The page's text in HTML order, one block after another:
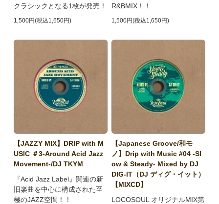
クラシックとなる1枚が発売！
1,500円(税込1,650円)
R&BMIX！！
1,500円(税込1,650円)
【JAZZY MIX】DRIP with M
USIC ＃3-Around Acid Jazz
Movement-/DJ TKYM
『Acid Jazz Label』関連の新
旧楽曲を中心に構成された至
極のJAZZ空間！！
【Japanese Groove/和モ
ノ】Drip with Music #04 -Sl
ow & Steady- Mixed by DJ
DIG-IT（DJ ディグ・イット）
【MIXCD】
LOCOSOUL オリジナルMIX第